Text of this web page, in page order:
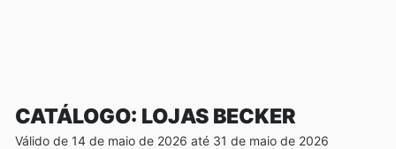
CATÁLOGO: LOJAS BECKER
Válido de 14 de maio de 2026 até 31 de maio de 2026